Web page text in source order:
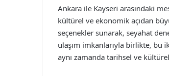
Ankara ile Kayseri arasındaki
kültürel ve ekonomik açıdan
seçenekler sunarak, seyahat
ulaşım imkanlarıyla birlikte, bu
aynı zamanda tarihsel ve